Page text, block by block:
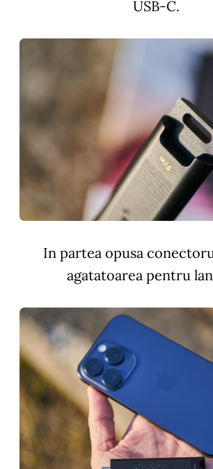
USB-C.
In partea opusa
agatatoarea pentru